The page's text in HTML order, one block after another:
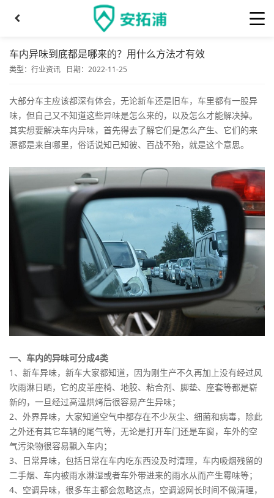
车内异味到底都是哪来的？用什么方法才有效
类型： 行业资讯 日期：2022-11-25
大部分车主应该都深有体会，无论新车还是旧车，车里都有一股异
味，但自己又不知道这些异味是怎么来的，以及怎么才能解决掉。
其实想要解决车内异味，首先得去了解它们是怎么产生、它们的来
源都是来自哪里，俗话说知己知彼、百战不殆，就是这个意思。
一、车内的异味可分成4类
1、新车异味，新车大家都知道，因为刚生产不久再加上没有经过风
吹雨淋日晒，它的皮革座椅、地胶、粘合剂、脚垫、座套等都是崭
新的，一旦经过高温烘烤后很容易产生异味；
2、外界异味，大家知道空气中都存在不少灰尘、细菌和病毒，除此
之外还有其它车辆的尾气等，无论是打开车门还是车窗，车外的空
气污染物很容易飘入车内；
3、日常异味，包括日常在车内吃东西没及时清理，车内吸烟残留的
二手烟、车内被雨水淋湿或者车外带进来的雨水从而产生霉味等；
4、空调异味，很多车主都会忽略这点，空调滤网长时间不做清理，